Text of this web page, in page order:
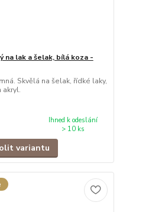
na lak a šelak, bílá koza -
Skvělá na šelak, řídké laky,
akryl.
Ihned k odeslání
> 10 ks
variantu